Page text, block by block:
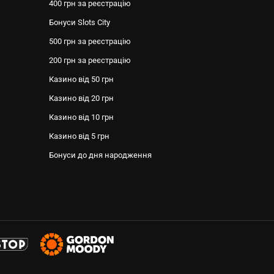
400 грн за реєстрацію
Бонуси Slots City
500 грн за реєстрацію
200 грн за реєстрацію
Казино від 50 грн
Казино від 20 грн
Казино від 10 грн
Казино від 5 грн
Бонуси до дня народження